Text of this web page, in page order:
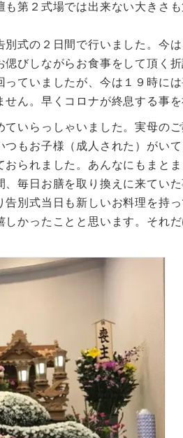
第２式場では出来ない大きさ
式の２日間で行いました。今
びしながらお食事をして頂く
ていましたが、今は１９時には
ん。早くコロナが終息する事を
いらっしゃいました。実母の
もお子様（成人された）がい
られました。あんなにもまと
毎日お膳を取り換えに来ていた
別式当日も新しいお料理を持
かったことと思います。それ